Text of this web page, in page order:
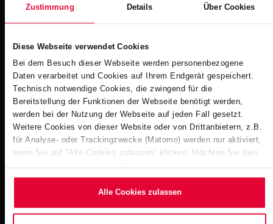
Zustimmung Details Über Cookies
Diese Webseite verwendet Cookies
Bei dem Besuch dieser Webseite werden personenbezogene
Daten verarbeitet und Cookies auf Ihrem Endgerät gespeichert.
Technisch notwendige Cookies, die zwingend für die
Bereitstellung der Funktionen der Webseite benötigt werden,
werden bei der Nutzung der Webseite auf jeden Fall gesetzt.
Weitere Cookies von dieser Website oder von Drittanbietern, z.B.
für Analyse- oder Trackingzwecke (Matomo) werden nur aktiviert,
wenn Sie auf "Alle Cookies zulassen" klicken. Möchten Sie dies
Mehr dazu (einschließlich der Möglichkeit, die
Einwilligungserklärung zu ändern oder zu widerrufen) erfahren Sie
derDatenschutzerklärung.
Alle Cookies zulassen
Privatbad 15 I - Steuler Pool Linings
Dateigröße: 2 MB | Dateiformat: pdf
Weitere Impressionen